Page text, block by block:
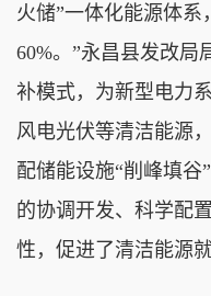
火储”一体化能源体
60%。”永昌县发改局
补模式，为新型电力
风电光伏等清洁能源
配储能设施“削峰填谷
的协调开发、科学配
性，促进了清洁能源就